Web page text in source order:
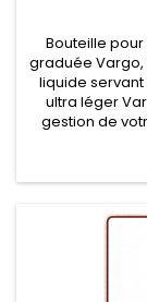
Bouteille
graduée
liquide
ultra léger
gestion de